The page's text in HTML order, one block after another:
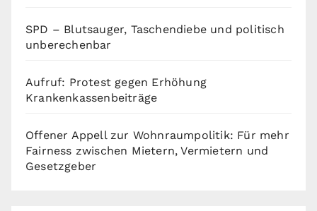
SPD – Blutsauger, Taschendiebe und politisch
unberechenbar
Aufruf: Protest gegen Erhöhung
Krankenkassenbeiträge
Offener Appell zur Wohnraumpolitik: Für mehr
Fairness zwischen Mietern, Vermietern und
Gesetzgeber